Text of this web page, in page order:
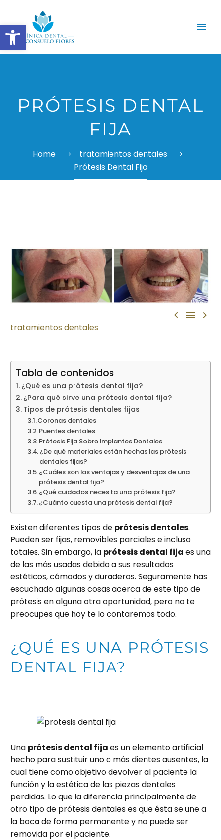
PRÓTESIS DENTAL
FIJA
Home
tratamientos dentales
Prótesis Dental Fija
  
tratamientos dentales
Tabla de contenidos
¿Qué es una prótesis dental fija?
¿Para qué sirve una prótesis dental fija?
Tipos de prótesis dentales fijas
Coronas dentales
Puentes dentales
Prótesis Fija Sobre Implantes Dentales
¿De qué materiales están hechas las prótesis
dentales fijas?
¿Cuáles son las ventajas y desventajas de una
prótesis dental fija?
¿Qué cuidados necesita una prótesis fija?
¿Cuánto cuesta una prótesis dental fija?
Existen diferentes tipos de prótesis dentales.
Pueden ser fijas, removibles parciales e incluso
totales. Sin embargo, la prótesis dental fija es una
de las más usadas debido a sus resultados
estéticos, cómodos y duraderos. Seguramente has
escuchado algunas cosas acerca de este tipo de
prótesis en alguna otra oportunidad, pero no te
preocupes que hoy te lo contaremos todo.
¿QUÉ ES UNA PRÓTESIS
DENTAL FIJA?
Una prótesis dental fija es un elemento artificial
hecho para sustituir uno o más dientes ausentes, la
cual tiene como objetivo devolver al paciente la
función y la estética de las piezas dentales
perdidas. Lo que la diferencia principalmente de
otro tipo de prótesis dentales es que ésta se une a
la boca de forma permanente y no puede ser
removida por el paciente.
Abrir barra de herramientas